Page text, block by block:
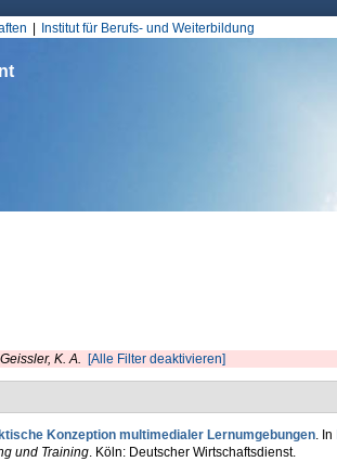
Institut für Berufs- und Weiterbildung
Geissler, K. A. [Alle Filter deaktivieren]
Konzeption multimedialer Lernumgebungen. In
und Training. Köln: Deutscher Wirtschaftsdienst.